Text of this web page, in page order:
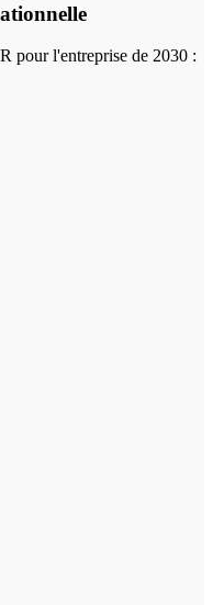
pour l'entreprise de 2030 :